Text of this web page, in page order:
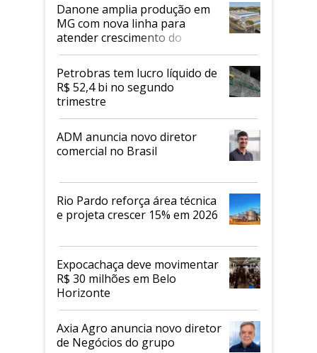
Danone amplia produção em
MG com nova linha para
atender crescimento do
mercado de alimentos
proteicos
Petrobras tem lucro líquido de
R$ 52,4 bi no segundo
trimestre
ADM anuncia novo diretor
comercial no Brasil
Rio Pardo reforça área técnica
e projeta crescer 15% em 2026
Expocachaça deve movimentar
R$ 30 milhões em Belo
Horizonte
Axia Agro anuncia novo diretor
de Negócios do grupo